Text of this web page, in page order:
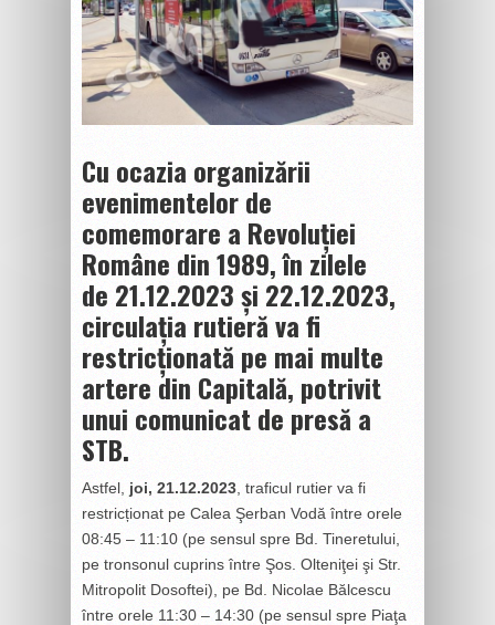
Cu ocazia organizării
evenimentelor de
comemorare a Revoluției
Române din 1989, în zilele
de 21.12.2023și 22.12.2023,
circulația rutieră va fi
restricționată pe mai multe
artere din Capitală, potrivit
unui comunicat de presă a
STB.
Astfel, joi, 21.12.2023 , traficul rutier va fi
restricționat pe Calea Şerban Vodă între orele
08:45 – 11:10 (pe sensul spre Bd. Tineretului,
pe tronsonul cuprins între Şos. Olteniţei şi Str.
Mitropolit Dosoftei), pe Bd. Nicolae Bălcescu
între orele 11:30 – 14:30 (pe sensul spre Piaţa